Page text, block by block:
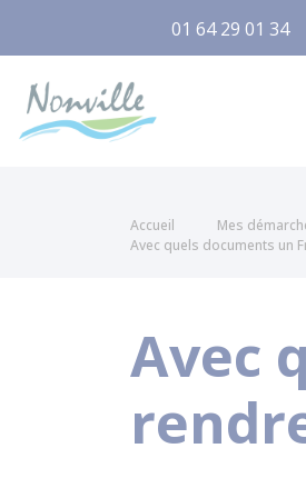
01 64 29 01 34
Accueil Mes
Avec quels documents un
Avec